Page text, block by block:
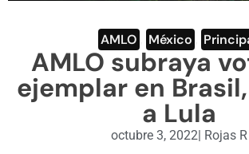
ENGLISH SECTION
VIDEOS
AMLO México
AMLO subraya
ejemplar en
a Lula
octubre 3, 2022| Rojas R